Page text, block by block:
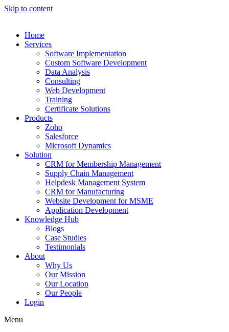
Skip to content
Home
Services
Software Implementation
Custom Software Development
Data Analysis
Consulting
Web Development
Training
Certificate Solutions
Products
Zoho
Salesforce
Microsoft Dynamics
Solution
CRM for Membership Management
Supply Chain Management
Helpdesk Management System
CRM for Manufacturing
Website Development for MSME
Application Development
Knowledge Hub
Blogs
Case Studies
Testimonials
About
Why Us
Our Mission
Our Location
Our People
Login
Menu